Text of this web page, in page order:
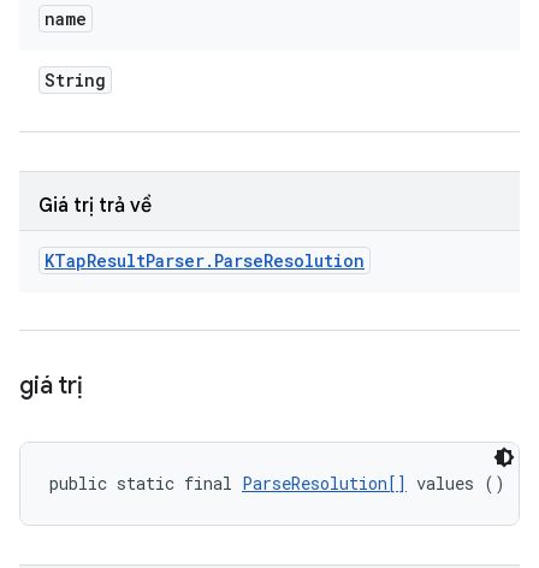
name
String
Giá trị trả về
KTapResultParser. ParseResolution
giá trị
public static final ParseResolution[] values ()